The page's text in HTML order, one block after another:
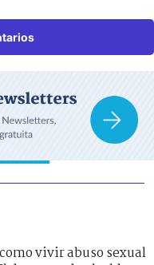
vivir abuso sexual